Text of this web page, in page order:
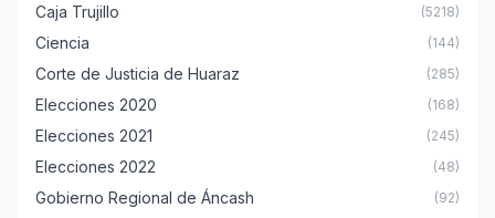
Caja Trujillo (5218)
Ciencia (144)
Corte de Justicia de Huaraz (285)
Elecciones 2020 (168)
Elecciones 2021 (245)
Elecciones 2022 (48)
Gobierno Regional de Áncash (92)